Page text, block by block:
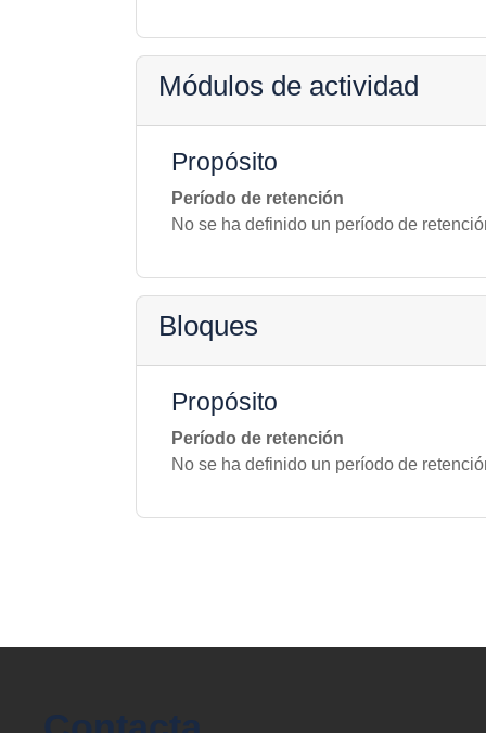
Módulos de actividad
Propósito
Período de retención
No se ha definido un período de
Bloques
Propósito
Período de retención
No se ha definido un período de